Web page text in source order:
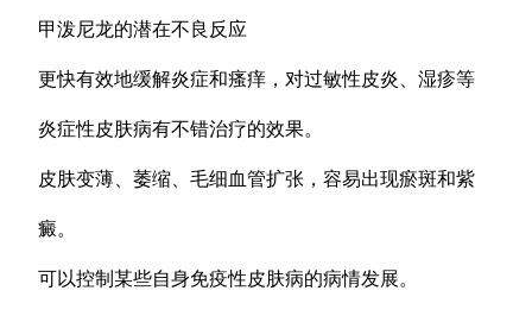
甲泼尼龙的潜在不良反应
更快有效地缓解炎症和瘙痒，对过敏性皮炎、湿疹等
炎症性皮肤病有不错治疗的效果。
皮肤变薄、萎缩、毛细血管扩张，容易出现瘀斑和紫
癜。
可以控制某些自身免疫性皮肤病的病情发展。